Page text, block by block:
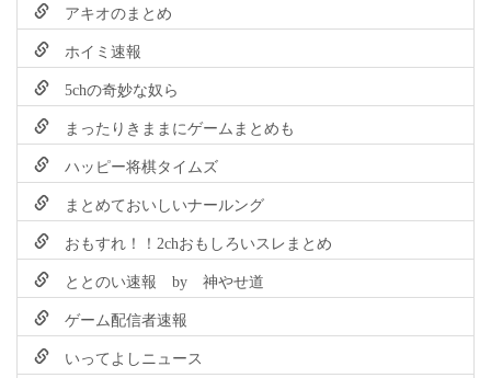
アキオのまとめ
ホイミ速報
5chの奇妙な奴ら
まったりきままにゲームまとめも
ハッピー将棋タイムズ
まとめておいしいナールング
おもすれ！！2chおもしろいスレまとめ
ととのい速報 by 神やせ道
ゲーム配信者速報
いってよしニュース